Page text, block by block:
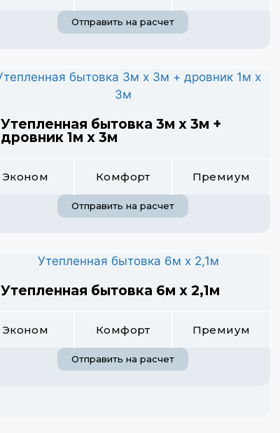
Отправить на расчет
Утепленная бытовка 3м х 3м +
дровник 1м х 3м
Эконом Комфорт Премиум
Отправить на расчет
Утепленная бытовка 6м х 2,1м
Эконом Комфорт Премиум
Отправить на расчет